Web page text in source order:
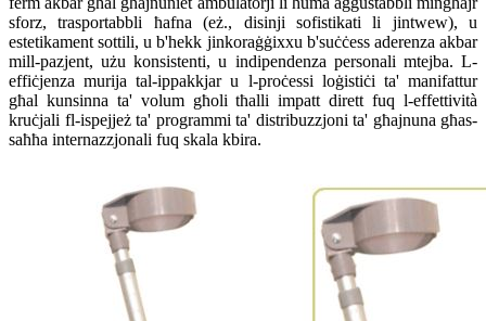
sforz, trasportabbli ħafna (eż., disinji sofistikati li jintwew), u
estetikament sottili, u b'hekk jinkoraġġixxu b'suċċess aderenza akbar
mill-pazjent, użu konsistenti, u indipendenza personali mtejba. L-
effiċjenza murija tal-ippakkjar u l-proċessi loġistiċi ta' manifattur
għal kunsinna ta' volum għoli tħalli impatt dirett fuq l-effettività
kruċjali fl-ispejjeż ta' programmi ta' distribuzzjoni ta' għajnuna għas-
saħħa internazzjonali fuq skala kbira.